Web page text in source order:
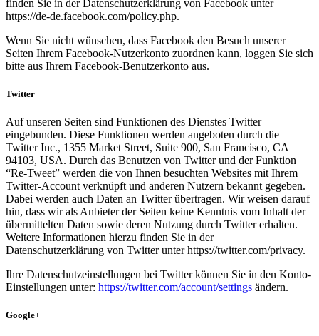
finden Sie in der Datenschutzerklärung von Facebook unter
https://de-de.facebook.com/policy.php.
Wenn Sie nicht wünschen, dass Facebook den Besuch unserer
Seiten Ihrem Facebook-Nutzerkonto zuordnen kann, loggen Sie sich
bitte aus Ihrem Facebook-Benutzerkonto aus.
Twitter
Auf unseren Seiten sind Funktionen des Dienstes Twitter
eingebunden. Diese Funktionen werden angeboten durch die
Twitter Inc., 1355 Market Street, Suite 900, San Francisco, CA
94103, USA. Durch das Benutzen von Twitter und der Funktion
“Re-Tweet” werden die von Ihnen besuchten Websites mit Ihrem
Twitter-Account verknüpft und anderen Nutzern bekannt gegeben.
Dabei werden auch Daten an Twitter übertragen. Wir weisen darauf
hin, dass wir als Anbieter der Seiten keine Kenntnis vom Inhalt der
übermittelten Daten sowie deren Nutzung durch Twitter erhalten.
Weitere Informationen hierzu finden Sie in der
Datenschutzerklärung von Twitter unter https://twitter.com/privacy.
Ihre Datenschutzeinstellungen bei Twitter können Sie in den Konto-
Einstellungen unter: https://twitter.com/account/settings ändern.
Google+